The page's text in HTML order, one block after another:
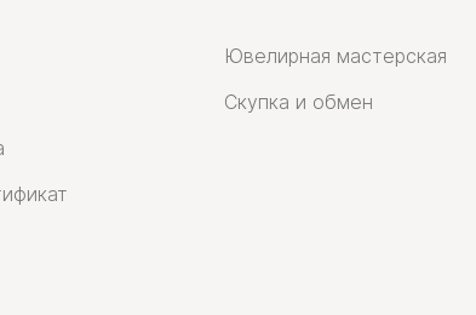
Ювелирная мастерская
Скупка и обмен